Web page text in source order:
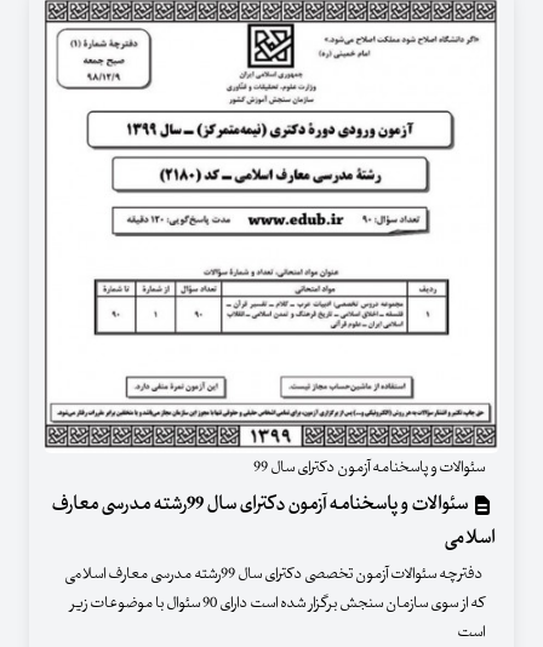
سئوالات و پاسخنامه آزمون دکترای سال 99
سئوالات و پاسخنامه آزمون دکترای سال 99رشته مدرسی معارف
اسلامی
دفترچه سئوالات آزمون تخصصی دکترای سال 99رشته مدرسی معارف اسلامی
که از سوی سازمان سنجش برگزار شده است دارای 90 سئوال با موضوعات زیر
است